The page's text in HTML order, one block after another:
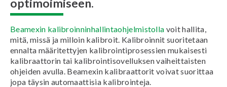
optimoimiseen.
Beamexin kalibroinninhallintaohjelmistolla voit hallita,
mitä, missä ja milloin kalibroit. Kalibroinnit suoritetaan
ennalta määritettyjen kalibrointiprosessien mukaisesti
kalibraattorin tai kalibrointisovelluksen vaiheittaisten
ohjeiden avulla. Beamexin kalibraattorit voivat suorittaa
jopa täysin automaattisia kalibrointeja.